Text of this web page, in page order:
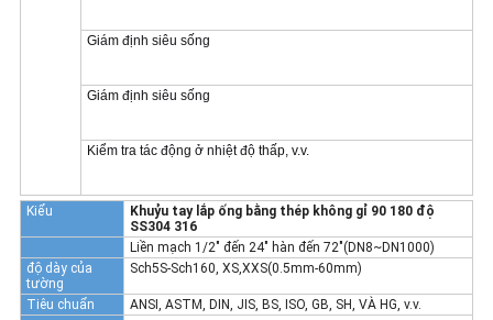
Giám định siêu sống
Giám định siêu sống
Kiểm tra tác động ở nhiệt độ thấp, v.v.
Kiểu
Khuỷu tay lắp ống bằng thép không gỉ 90 180 độ
SS304 316
Liền mạch 1/2" đến 24" hàn đến 72"(DN8~DN1000)
độ dày của
tường
Sch5S-Sch160, XS,XXS(0.5mm-60mm)
Tiêu chuẩn ANSI, ASTM, DIN, JIS, BS, ISO, GB, SH, VÀ HG, v.v.